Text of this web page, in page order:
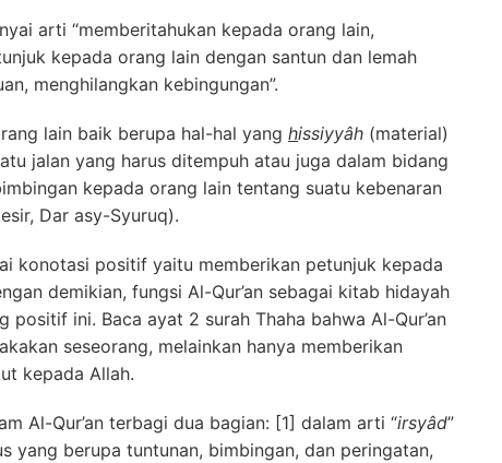
arti “memberitahukan kepada orang lain,
kepada orang lain dengan santun dan lemah
menghilangkan kebingungan”.
lain baik berupa hal-hal yang hissiyyâh (material)
jalan yang harus ditempuh atau juga dalam bidang
kepada orang lain tentang suatu kebenaran
Dar asy-Syuruq).
konotasi positif yaitu memberikan petunjuk kepada
demikian, fungsi Al-Qur’an sebagai kitab hidayah
positif ini. Baca ayat 2 surah Thaha bahwa Al-Qur’an
seseorang, melainkan hanya memberikan
kepada Allah.
Al-Qur’an terbagi dua bagian: [1] dalam arti “irsyâd”
yang berupa tuntunan, bimbingan, dan peringatan,